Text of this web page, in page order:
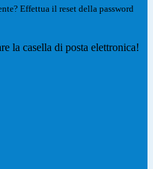
Effettua il reset della password
la casella di posta elettronica!